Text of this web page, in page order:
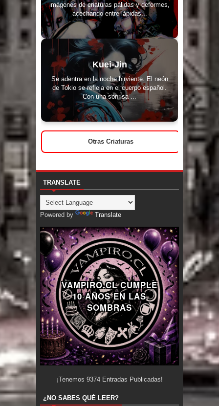
imágenes de criaturas pálidas y deformes,
acechando entre lápidas...
Kuei-Jin
Se adentra en la noche hirviente. El neón
de Tokio se refleja en el cuerpo español.
Con una sonrisa ...
Otras Criaturas
TRANSLATE
Powered by Translate
VAMPIRO.CL CUMPLE
10 AÑOS EN LAS
SOMBRAS
¡Tenemos 9374Entradas Publicadas!
¿NO SABES QUÉ LEER?